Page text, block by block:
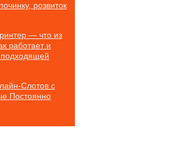
розвиток
— что из
работает и
Слотов с
Постоянно